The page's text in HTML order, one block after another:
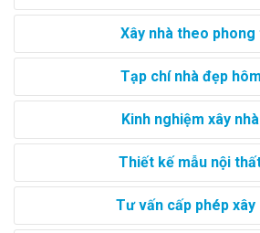
Xây nhà theo phong
Tạp chí nhà đẹp
Kinh nghiệm xây
Thiết kế mẫu nội
Tư vấn cấp phép xây